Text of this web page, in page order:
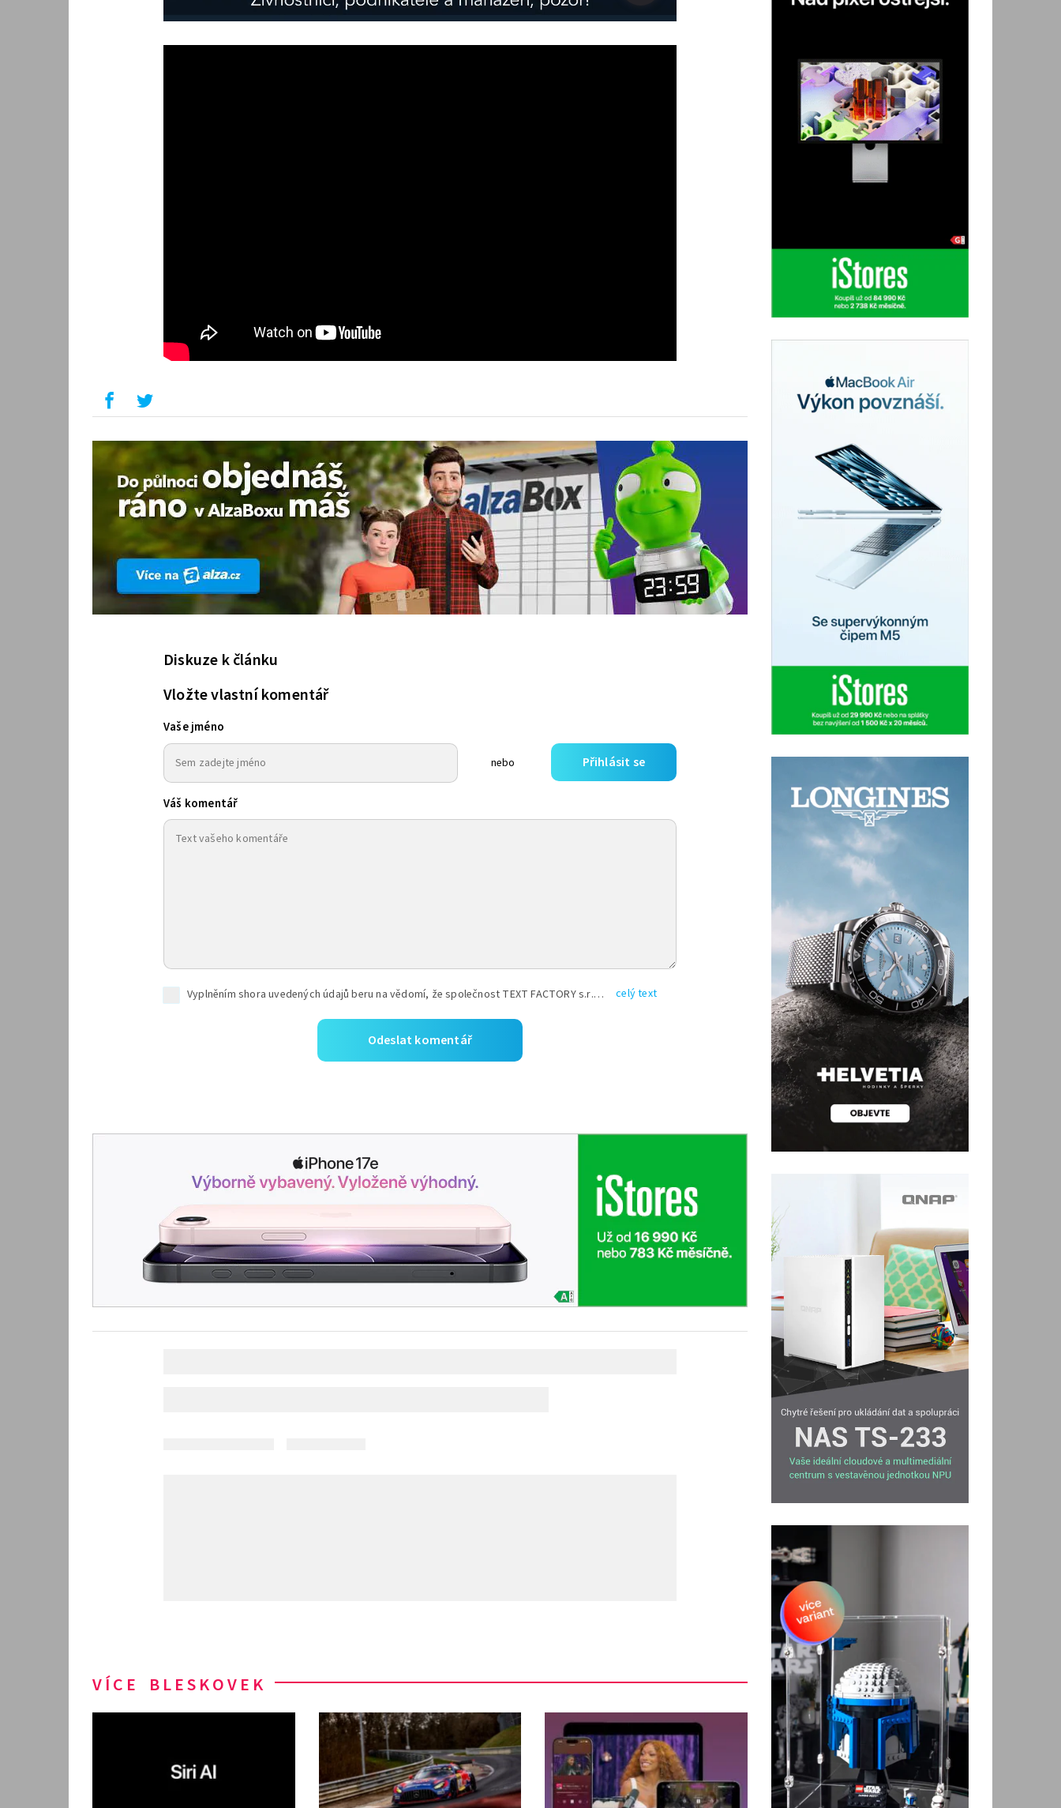
Diskuze k článku
Vložte vlastní komentář
Vaše jméno
nebo Přihlásit se
Váš komentář
Vyplněním shora uvedených údajů beru na vědomí, že společnost TEXT FACTORY s.r.o., sídlem Brno, Durďákova 336/29, Černá Pole, PSČ: 613 00, IČ: 06157831, zapsané u Krajského soudu v Brně, oddíl C, vložka 100399, bude zpracovávat mé osobní údaje uvedené v rámci mnou vyplněného registračního formuláře na základě oprávněných zájmů TEXT FACTORY s.r.o. dle čl. 6 odst. 1 písm. f) GDPR a pro splnění právních povinností (čl. 6 odst. 1 písm. c) GDPR), a to pro tyto účely: nezbytnost zajistit oprávnění návštěvníka webových stránek provozovaných společností TEXT FACTORY s.r.o. přispívat aktivně ke zveřejněným článkům nebo v rámci diskusních fór a výkon práv TEXT FACTORY s.r.o. jako administrátora těchto diskusních fór. Více informací o zpracování osobních údajů a právech lze nalézt v celý text
VÍCE BLESKOVEK